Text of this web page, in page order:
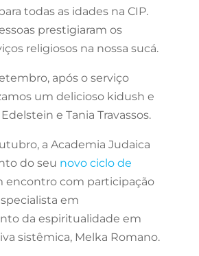
todas as idades na CIP.
prestigiaram os
religiosos na nossa sucá.
após o serviço
um delicioso kidush e
e Tania Travassos.
a Academia Judaica
do seu novo ciclo de
encontro com participação
em
da espiritualidade em
sistêmica, Melka Romano.